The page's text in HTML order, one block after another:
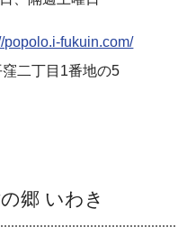
popolo.i-fukuin.com/
二丁目1番地の5
郷 いわき